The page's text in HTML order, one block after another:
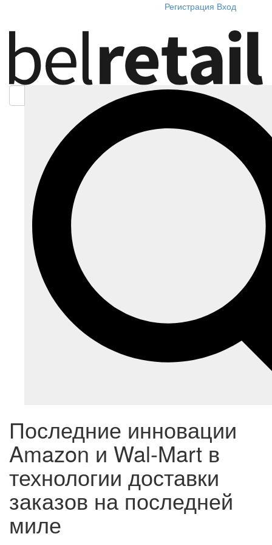
Регистрация Вход
Последние инновации
Amazon и Wal-Mart в
технологии доставки
заказов на последней
миле